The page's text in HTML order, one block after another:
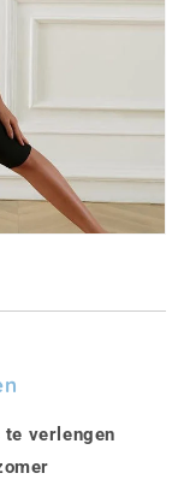
verlengen